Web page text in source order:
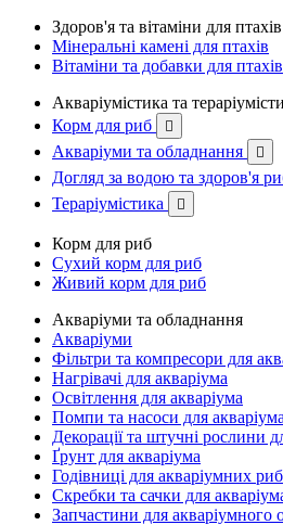
Здоров'я та вітаміни для птахів
Мінеральні камені для птахів
Вітаміни та добавки для птахів
Акваріумістика та
Корм для риб

Акваріуми та обладнання 
Догляд за водою та здоров'я
Тераріумістика 
Корм для риб
Сухий корм для риб
Живий корм для риб
Акваріуми та обладнання
Акваріуми
Фільтри та компресори для
Нагрівачі для акваріума
Освітлення для акваріума
Помпи та насоси для акваріума
Декорації та штучні рослини
Ґрунт для акваріума
Годівниці для акваріумних риб
Скребки та сачки для
Запчастини для акваріумного